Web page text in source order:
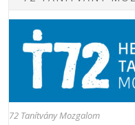
72 Tanítvány Mozgalom